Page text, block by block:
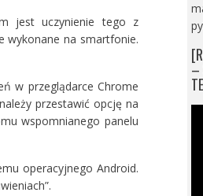
jest uczynienie tego z
wykonane na smartfonie.
w przeglądarce Chrome
przestawić opcję na
wspomnianego panelu
operacyjnego Android.
–